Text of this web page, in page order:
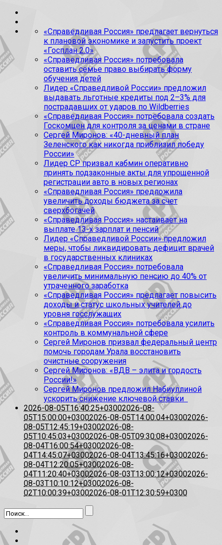
«Справедливая Россия» предлагает вернуться
к плановой экономике и запустить проект
«Госплан 2.0»
«Справедливая Россия» потребовала
оставить семье право выбирать форму
обучения детей
Лидер «Справедливой России» предложил
выдавать льготные кредиты под 2–3% для
пострадавших от ударов по Wildberries
«Справедливая Россия» потребовала создать
Госкомцен для контроля за ценами в стране
Сергей Миронов: «40-дневный план
Зеленского как никогда приблизил победу
России»
Лидер СР призвал кабмин оперативно
принять подзаконные акты для упрощенной
регистрации авто в новых регионах
«Справедливая Россия» предложила
увеличить доходы бюджета за счет
сверхбогачей
«Справедливая Россия» настаивает на
выплате 13-х зарплат и пенсий
Лидер «Справедливой России» предложил
меры, чтобы ликвидировать дефицит врачей
в государственных клиниках
«Справедливая Россия» потребовала
увеличить минимальную пенсию до 40% от
утраченного заработка
«Справедливая Россия» предлагает повысить
доходы и статус школьных учителей до
уровня госслужащих
«Справедливая Россия» потребовала усилить
контроль в коммунальной сфере
Сергей Миронов призвал федеральный центр
помочь городам Урала восстановить
очистные сооружения
Сергей Миронов: «ВДВ – элита и гордость
России!»
Сергей Миронов предложил Набиуллиной
ускорить снижение ключевой ставки
2026-08-05T16:40:25+03002026-08-
05T15:00:00+03002026-08-05T14:00:04+03002026-
08-05T12:45:19+03002026-08-
05T10:45:03+03002026-08-05T09:30:08+03002026-
08-04T16:00:54+03002026-08-
04T14:45:07+03002026-08-04T13:45:16+03002026-
08-04T12:20:05+03002026-08-
04T11:20:40+03002026-08-03T13:00:12+03002026-
08-03T10:10:12+03002026-08-
02T10:00:39+03002026-08-01T12:30:59+0300